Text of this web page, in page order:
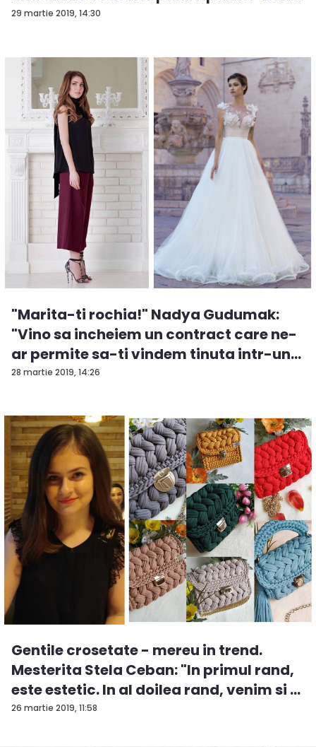
29 martie 2019, 14:30
28 martie 2019, 14:26
"Marita-ti rochia!" Nadya Gudumak:
"Vino sa incheiem un contract care ne-
ar permite sa-ti vindem tinuta intr-un
t...
26 martie 2019, 11:58
Gentile crosetate - mereu in trend.
Mesterita Stela Ceban: "In primul rand,
este estetic. In al doilea rand, venim si ...